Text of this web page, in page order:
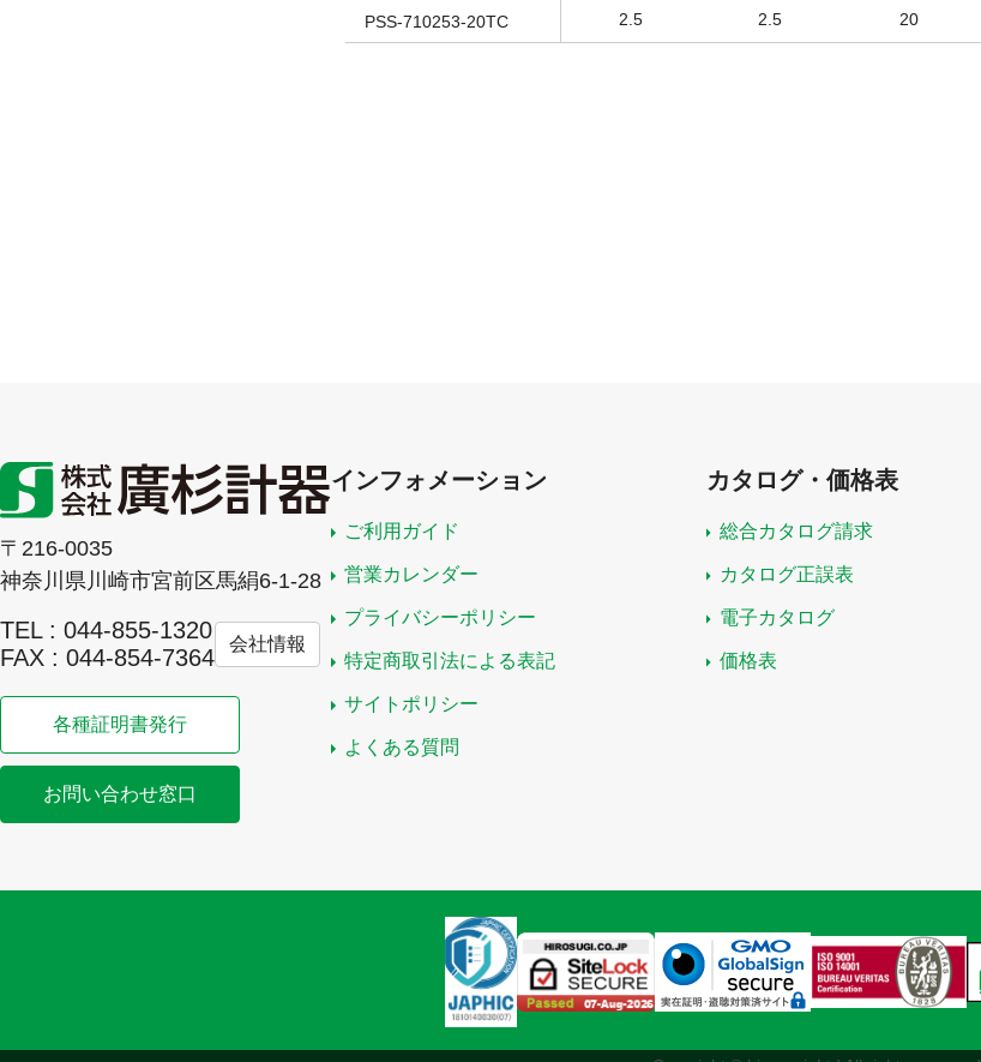
PSS-710253-20TC 2.5 2.5 20
〒216-0035
神奈川県川崎市宮前区馬絹6-1-28
TEL : 044-855-1320
FAX : 044-854-7364
会社情報
各種証明書発行
お問い合わせ窓口
インフォメーション
ご利用ガイド
営業カレンダー
プライバシーポリシー
特定商取引法による表記
サイトポリシー
よくある質問
カタログ・価格表
総合カタログ請求
カタログ正誤表
電子カタログ
価格表